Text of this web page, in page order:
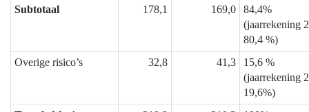
Subtotaal
178,1 169,0
84,4%
(jaarrekening
80,4 %)
Overige risico’s
32,8 41,3
15,6 %
(jaarrekening
19,6%)